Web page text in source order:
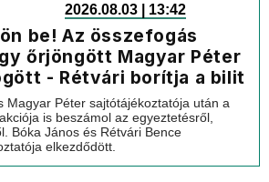
2026.08.03 | 13:42
be! Az összefogás
őrjöngött Magyar Péter
- Rétvári borítja a bilit
Magyar Péter sajtótájékoztatója után a
is beszámol az egyeztetésről,
Bóka János és Rétvári Bence
elkezdődött.